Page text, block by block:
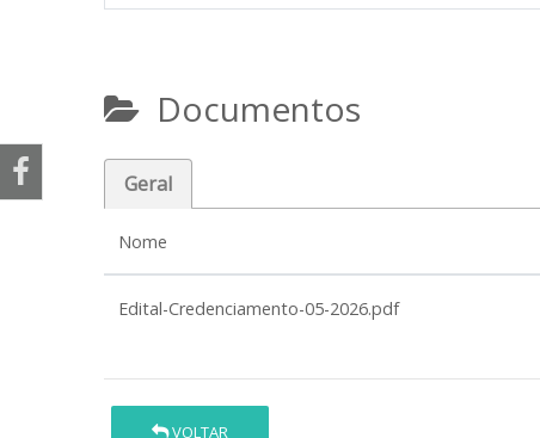
Documentos
Geral
Nome
Edital-Credenciamento-05-2026.pdf
VOLTAR